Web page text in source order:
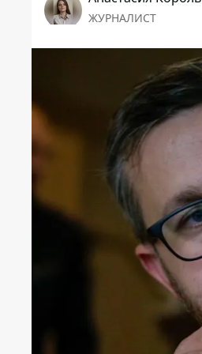
ЖУРНАЛИСТ